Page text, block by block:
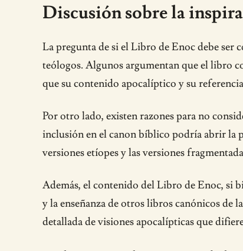
Discusión sobre la
La pregunta de si el Libro de Enoc debe
teólogos. Algunos argumentan que el libro
que su contenido apocalíptico y su
Por otro lado, existen razones para no
inclusión en el canon bíblico podría abrir la
versiones etíopes y las versiones
Además, el contenido del Libro de Enoc, si
y la enseñanza de otros libros canónicos de
detallada de visiones apocalípticas que